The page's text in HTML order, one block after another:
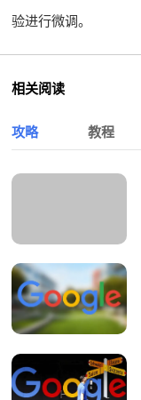
验进行微调。
相关阅读
攻略 教程